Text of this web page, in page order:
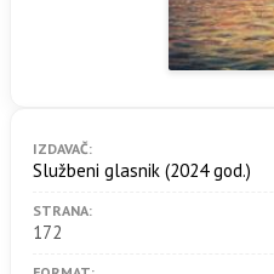
IZDAVAČ:
Službeni glasnik (2024 god.)
STRANA:
172